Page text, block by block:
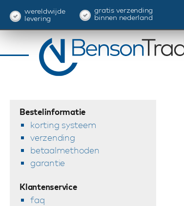
wereldwijde
levering
gratis verzending
binnen nederland
Bestelinformatie
korting systeem
verzending
betaalmethoden
garantie
Klantenservice
faq